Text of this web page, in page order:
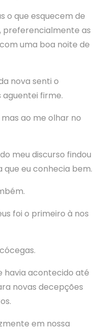
o que esquecem de
preferencialmente as
uma boa noite de
nova senti o
aguentei firme.
ao me olhar no
meu discurso findou
que eu conhecia bem.
foi o primeiro à nos
havia acontecido até
novas decepções
em nossa